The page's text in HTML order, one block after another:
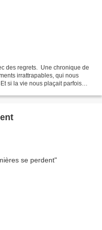
des regrets. Une chronique de
irrattrapables, qui nous
si la vie nous plaçait parfois